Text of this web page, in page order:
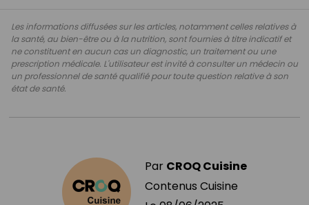
Les informations diffusées sur les articles, notamment celles relatives à
la santé, au bien-être ou à la nutrition, sont fournies à titre indicatif et
ne constituent en aucun cas un diagnostic, un traitement ou une
prescription médicale. L'utilisateur est invité à consulter un médecin ou
un professionnel de santé qualifié pour toute question relative à son
état de santé.
Par CROQ Cuisine
Contenus Cuisine